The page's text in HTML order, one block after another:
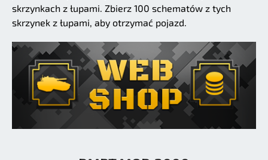
skrzynkach z łupami. Zbierz 100 schematów z tych
skrzynek z łupami, aby otrzymać pojazd.